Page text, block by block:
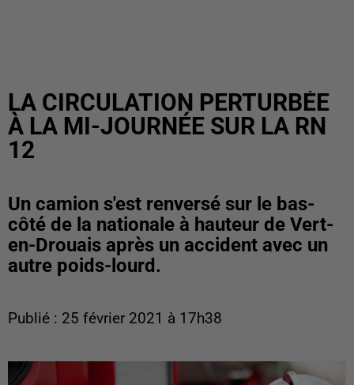
LA CIRCULATION PERTURBÉE
À LA MI-JOURNÉE SUR LA RN
12
Un camion s'est renversé sur le bas-
côté de la nationale à hauteur de Vert-
en-Drouais après un accident avec un
autre poids-lourd.
Publié : 25 février 2021 à 17h38